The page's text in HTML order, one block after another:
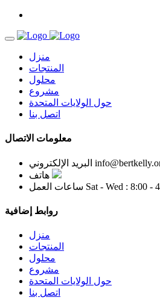
منزل
المنتجات
محلول
مشروع
حول الولايات المتحدة
اتصل بنا
معلومات الاتصال
البريد الإلكتروني
هاتف
ساعات العمل Sat - Wed : 8:00 -
روابط إضافية
منزل
المنتجات
محلول
مشروع
حول الولايات المتحدة
اتصل بنا